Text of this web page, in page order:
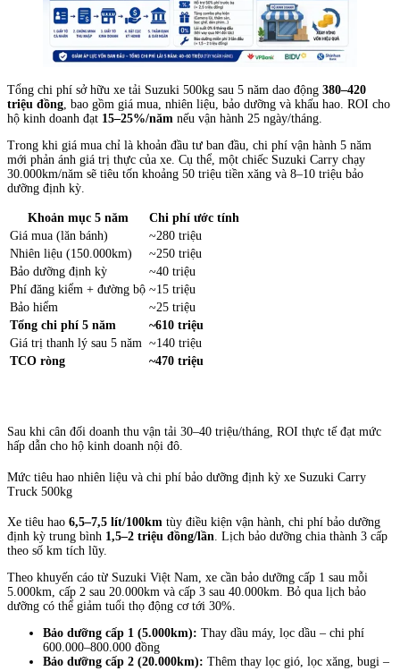
Tổng chi phí sở hữu xe tải Suzuki 500kg sau 5 năm dao động 380–420
triệu đồng, bao gồm giá mua, nhiên liệu, bảo dưỡng và khấu hao. ROI cho
hộ kinh doanh đạt 15–25%/năm nếu vận hành 25 ngày/tháng.
Trong khi giá mua chỉ là khoản đầu tư ban đầu, chi phí vận hành 5 năm
mới phản ánh giá trị thực của xe. Cụ thể, một chiếc Suzuki Carry chạy
30.000km/năm sẽ tiêu tốn khoảng 50 triệu tiền xăng và 8–10 triệu bảo
dưỡng định kỳ.
Khoản mục 5 năm
Chi phí ước tính
Giá mua (lăn bánh)
~280 triệu
Nhiên liệu (150.000km)
~250 triệu
Bảo dưỡng định kỳ
~40 triệu
Phí đăng kiểm + đường bộ ~15 triệu
Bảo hiểm
~25 triệu
Tổng chi phí 5 năm
~610 triệu
Giá trị thanh lý sau 5 năm ~140 triệu
TCO ròng
~470 triệu
Sau khi cân đối doanh thu vận tải 30–40 triệu/tháng, ROI thực tế đạt mức
hấp dẫn cho hộ kinh doanh nội đô.
Mức tiêu hao nhiên liệu và chi phí bảo dưỡng định kỳ xe Suzuki Carry
Truck 500kg
Xe tiêu hao 6,5–7,5 lít/100km tùy điều kiện vận hành, chi phí bảo dưỡng
định kỳ trung bình 1,5–2 triệu đồng/lần. Lịch bảo dưỡng chia thành 3 cấp
theo số km tích lũy.
Theo khuyến cáo từ Suzuki Việt Nam, xe cần bảo dưỡng cấp 1 sau mỗi
5.000km, cấp 2 sau 20.000km và cấp 3 sau 40.000km. Bỏ qua lịch bảo
dưỡng có thể giảm tuổi thọ động cơ tới 30%.
Bảo dưỡng cấp 1 (5.000km): Thay dầu máy, lọc dầu – chi phí
600.000–800.000 đồng
Bảo dưỡng cấp 2 (20.000km): Thêm thay lọc gió, lọc xăng, bugi –